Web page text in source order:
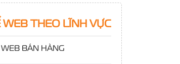
WEB THEO LĨNH VỰC
BÁN HÀNG